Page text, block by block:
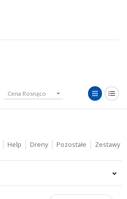
Cena Rosnąco
Help Dreny Pozostałe Zestawy